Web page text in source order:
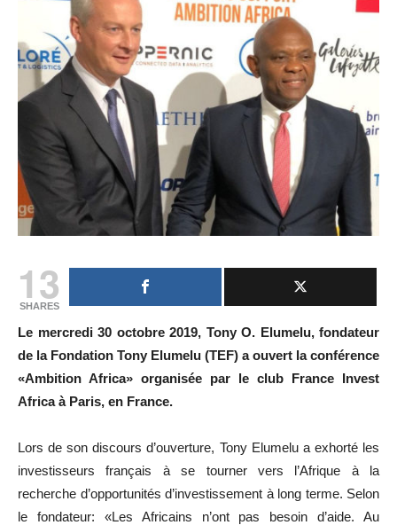
13
SHARES
Le mercredi 30 octobre 2019, Tony O. Elumelu, fondateur
de la Fondation Tony Elumelu (TEF) a ouvert la conférence
«Ambition Africa» organisée par le club France Invest
Africa à Paris, en France.
Lors de son discours d’ouverture, Tony Elumelu a exhorté les
investisseurs français à se tourner vers l’Afrique à la
recherche d’opportunités d’investissement à long terme. Selon
le fondateur: «Les Africains n’ont pas besoin d’aide. Au